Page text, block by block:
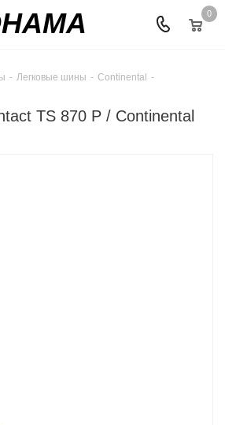
0
- Легковые шины - Continental -
TS 870 P / Continental